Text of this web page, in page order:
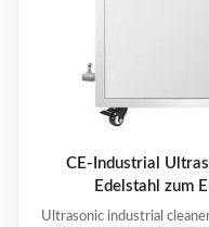
CE-Industrial
Edelstahl zum
Ultrasonic industrial